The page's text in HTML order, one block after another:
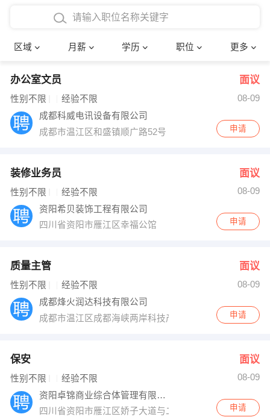
区域 月薪 学历 职位 更多
4000-5000元
8000-12000元
12000-20000元
博士
文员
财务会计
网络IT
快递员
收银员 技术员/工程师
出纳
编辑
跟单
其他职位
确定
办公室文员 面议
性别不限 经验不限
08-09
成都科威电讯设备有限公司
成都市温江区和盛镇顺广路52号
申请
装修业务员 面议
性别不限 经验不限
08-09
资阳希贝装饰工程有限公司
四川省资阳市雁江区幸福公馆
申请
质量主管 面议
性别不限 经验不限
08-09
成都烽火润达科技有限公司
成都市温江区成都海峡两岸科技产业开发园柳台大道西段
申请
保安 面议
性别不限 经验不限
08-09
资阳卓锦商业综合体管理有限公司
四川省资阳市雁江区娇子大道与二环路交叉口1（F）2-2A
申请